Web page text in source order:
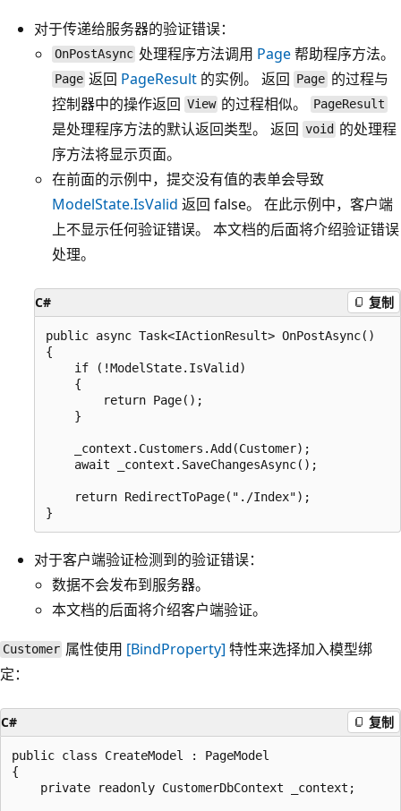
对于传递给服务器的验证错误：
OnPostAsync 处理程序方法调用 Page帮助程序方法。
Page 返回 PageResult 的实例。 返回 Page的过程与
控制器中的操作返回 View 的过程相似。 PageResult
是处理程序方法的默认返回类型。 返回 void 的处理程
序方法将显示页面。
在前面的示例中，提交没有值的表单会导致
ModelState.IsValid 返回 false。 在此示例中，客户端
上不显示任何验证错误。 本文档的后面将介绍验证错误
处理。
C# 复制
public async Task<IActionResult> OnPostAsync()
{
    if (!ModelState.IsValid)
    {
        return Page();
    }
    _context.Customers.Add(Customer);
    await _context.SaveChangesAsync();
    return RedirectToPage("./Index");
对于客户端验证检测到的验证错误：
数据不会发布到服务器。
本文档的后面将介绍客户端验证。
Customer 属性使用 [BindProperty] 特性来选择加入模型绑
定：
C# 复制
public class CreateModel : PageModel
{
    private readonly CustomerDbContext _context;